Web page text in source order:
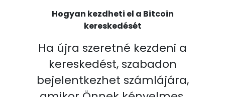
Hogyan kezdheti el a Bitcoin
kereskedését
Ha újra szeretné kezdeni a
kereskedést, szabadon
bejelentkezhet számlájára,